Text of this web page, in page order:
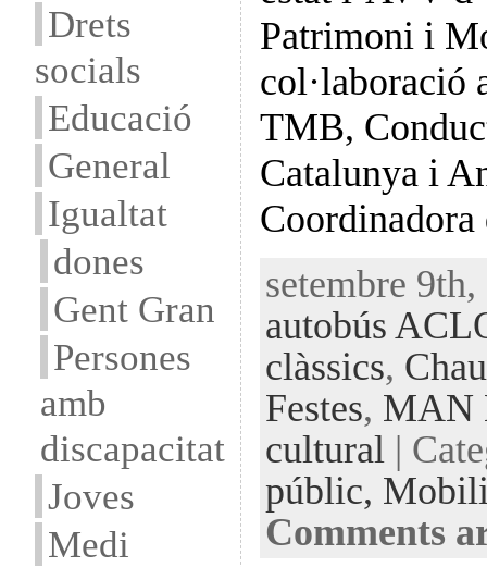
Drets
socials
Educació
General
Igualtat
dones
Gent Gran
Persones
amb
discapacitat
Joves
Medi
Patrimoni i
col·laboració
TMB,
Catalunya i
setembre
autobús
clàssics,
Festes, MAN
cultural|
públic,
Comments